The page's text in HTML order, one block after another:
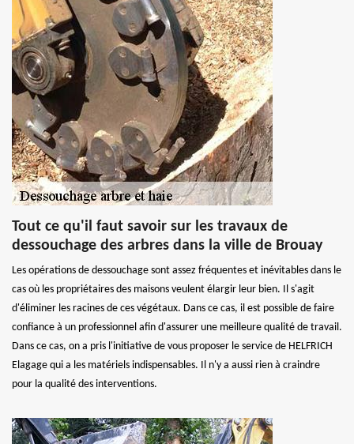
Tout ce qu'il faut savoir sur les travaux de
dessouchage des arbres dans la ville de Brouay
Les opérations de dessouchage sont assez fréquentes et inévitables dans le
cas où les propriétaires des maisons veulent élargir leur bien. Il s'agit
d'éliminer les racines de ces végétaux. Dans ce cas, il est possible de faire
confiance à un professionnel afin d'assurer une meilleure qualité de travail.
Dans ce cas, on a pris l'initiative de vous proposer le service de HELFRICH
Elagage qui a les matériels indispensables. Il n'y a aussi rien à craindre
pour la qualité des interventions.